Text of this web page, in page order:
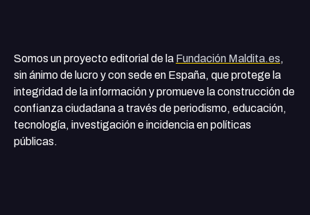
Somos un proyecto editorial de la Fundación Maldita.es,
sin ánimo de lucro y con sede en España, que protege la
integridad de la información y promueve la construcción de
confianza ciudadana a través de periodismo, educación,
tecnología, investigación e incidencia en políticas
públicas.